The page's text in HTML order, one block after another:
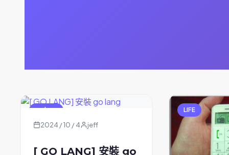
go lang
2024 / 10 / 4 jeff
[ GO LANG] 安裝 go
LIFE